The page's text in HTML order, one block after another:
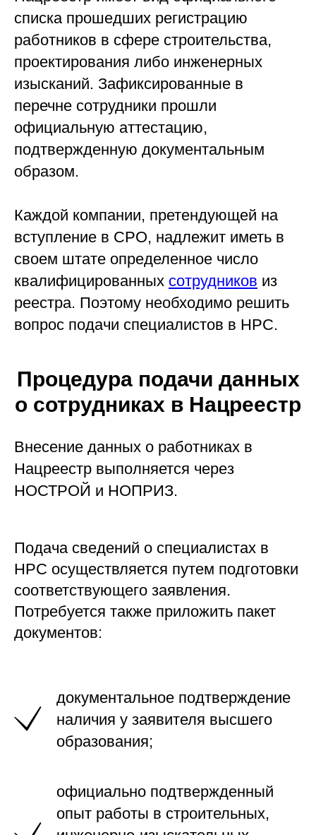
списка прошедших регистрацию
работников в сфере строительства,
проектирования либо инженерных
изысканий. Зафиксированные в
перечне сотрудники прошли
официальную аттестацию,
подтвержденную документальным
образом.
Каждой компании, претендующей на
вступление в СРО, надлежит иметь в
своем штате определенное число
квалифицированных сотрудников из
реестра. Поэтому необходимо решить
вопрос подачи специалистов в НРС.
Процедура подачи данных
о сотрудниках в Нацреестр
Внесение данных о работниках в
Нацреестр выполняется через
НОСТРОЙ и НОПРИЗ.
Подача сведений о специалистах в
НРС осуществляется путем подготовки
соответствующего заявления.
Потребуется также приложить пакет
документов:
документальное подтверждение
наличия у заявителя высшего
образования;
официально подтвержденный
опыт работы в строительных,